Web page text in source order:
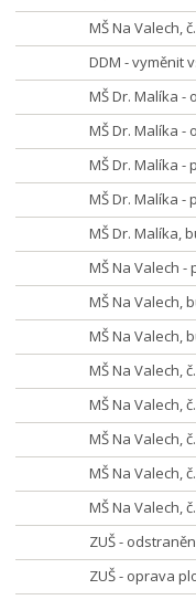
MŠ Na Valech,
DDM - vyměnit
MŠ Dr. Malíka
MŠ Dr. Malíka
MŠ Dr. Malíka
MŠ Dr. Malíka
MŠ Dr. Malíka,
MŠ Na Valech
MŠ Na Valech,
MŠ Na Valech,
MŠ Na Valech,
MŠ Na Valech,
MŠ Na Valech,
MŠ Na Valech,
MŠ Na Valech,
ZUŠ -
ZUŠ - oprava